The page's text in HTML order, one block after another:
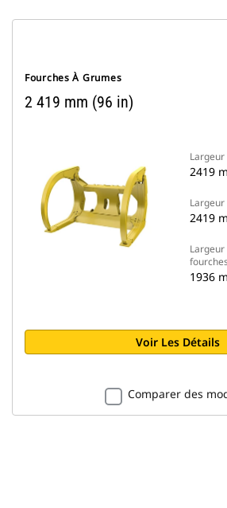
Fourches À Grumes
2 419 mm (96 in)
2419
2419
fourches
1936
Voir Les Détails
Comparer des